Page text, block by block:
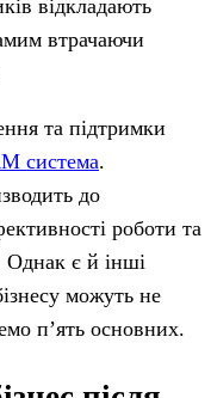
відкладають
втрачаючи
та підтримки
система.
до
роботи та
Однак є й інші
можуть не
п’ять основних.